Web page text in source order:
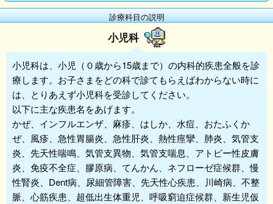
診療科目の説明
小児科
小児科は、小児（０歳から15歳まで）の内科的疾患全般を診
療します。お子さまをどの科で診てもらえばわからない時に
は、とりあえず小児科を受診してください。
以下に主な疾患名をあげます。
かぜ、インフルエンザ、麻疹、はしか、水痘、おたふくか
ぜ、風疹、急性胃腸炎、急性肝炎、熱性痙攣、肺炎、気管支
炎、先天性喘鳴、気管支異物、気管支喘息、アトピー性皮膚
炎、免疫不全症、膠原病、てんかん、ネフローゼ症候群、慢
性腎炎、Dent病、尿細管障害、先天性心疾患、川崎病、不整
脈、心筋疾患、超低出生体重児、呼吸窮迫症候群、新生児仮